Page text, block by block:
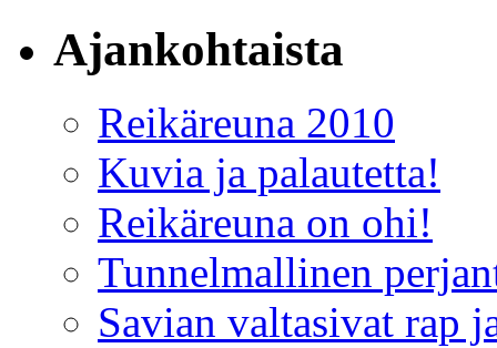
Ajankohtaista
Reikäreuna 2010
Kuvia ja palautetta!
Reikäreuna on ohi!
Tunnelmallinen
Savian valtasivat rap